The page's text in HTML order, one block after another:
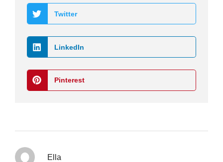
Twitter
LinkedIn
Pinterest
Ella